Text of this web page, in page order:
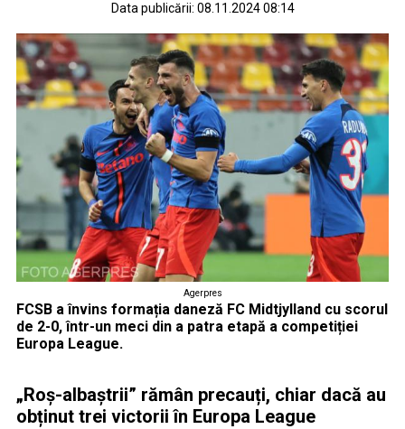
Data publicării: 08.11.2024 08:14
Agerpres
FCSB a învins formația daneză FC Midtjylland cu scorul
de 2-0, într-un meci din a patra etapă a competiției
Europa League.
„Roș-albaștrii” rămân precauți, chiar dacă au
obținut trei victorii în Europa League